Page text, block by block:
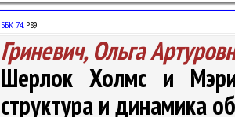
ББК 74.Р89
Гриневич, Ольга
Шерлок Холмс и
структура и динамика